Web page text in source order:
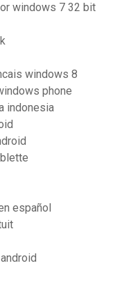
windows 7 32 bit
windows 8
phone
indonesia
español